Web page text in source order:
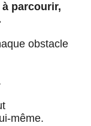
parcourir,
obstacle
même.